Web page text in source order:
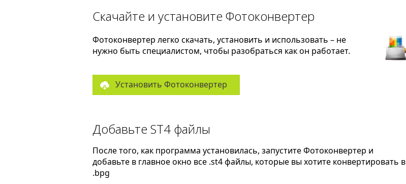
Скачайте и установите Фотоконвертер
Фотоконвертер легко скачать, установить и использовать – не
нужно быть специалистом, чтобы разобраться как он работает.
Установить Фотоконвертер
Добавьте ST4 файлы
После того, как программа установилась, запустите Фотоконвертер и
добавьте в главное окно все .st4 файлы, которые вы хотите конвертировать в
.bpg